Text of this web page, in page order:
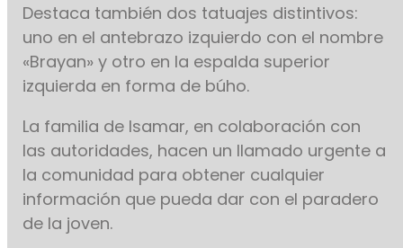
Destaca también dos tatuajes distintivos:
uno en el antebrazo izquierdo con el nombre
«Brayan» y otro en la espalda superior
izquierda en forma de búho.
La familia de Isamar, en colaboración con
las autoridades, hacen un llamado urgente a
la comunidad para obtener cualquier
información que pueda dar con el paradero
de la joven.